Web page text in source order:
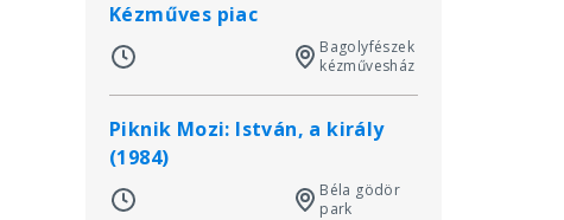
Kézműves piac
Bagolyfészek
kézművesház
Piknik Mozi: István, a király
(1984)
Béla gödör
park